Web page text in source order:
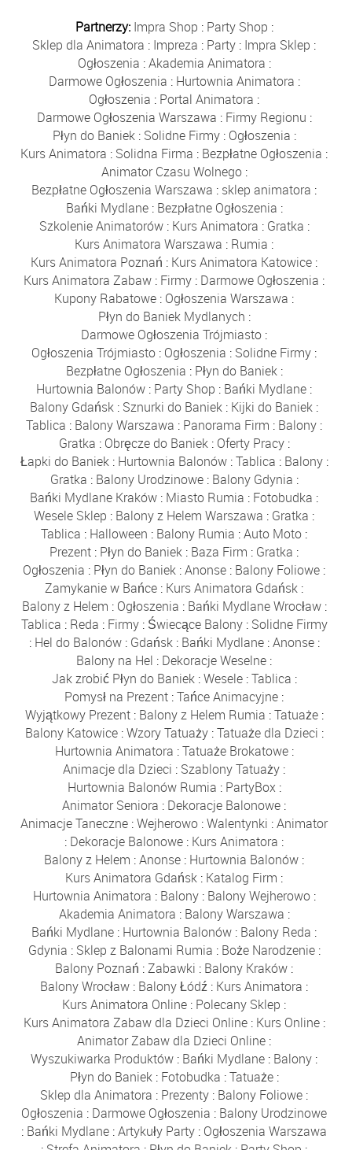
Partnerzy: Impra Shop : Party Shop :
Sklep dla Animatora : Impreza : Party : Impra Sklep :
Ogłoszenia :Akademia Animatora :
Darmowe Ogłoszenia : Hurtownia Animatora :
Ogłoszenia : Portal Animatora :
Darmowe Ogłoszenia Warszawa : Firmy Regionu :
Płyn do Baniek: Solidne Firmy: Ogłoszenia :
Kurs Animatora : Solidna Firma : Bezpłatne Ogłoszenia :
Animator Czasu Wolnego:
Bezpłatne Ogłoszenia Warszawa : sklep animatora :
Bańki Mydlane: Bezpłatne Ogłoszenia :
Szkolenie Animatorów: Kurs Animatora : Gratka :
Kurs Animatora Warszawa : Rumia :
Kurs Animatora Poznań : Kurs Animatora Katowice :
Kurs Animatora Zabaw : Firmy : Darmowe Ogłoszenia :
Kupony Rabatowe : Ogłoszenia Warszawa :
Płyn do Baniek Mydlanych :
Darmowe Ogłoszenia Trójmiasto :
Ogłoszenia Trójmiasto : Ogłoszenia : Solidne Firmy :
Bezpłatne Ogłoszenia : Płyn do Baniek:
Hurtownia Balonów : Party Shop : Bańki Mydlane :
Balony Gdańsk : Sznurki do Baniek : Kijki do Baniek :
Tablica : Balony Warszawa : Panorama Firm : Balony :
Gratka : Obręcze do Baniek: Oferty Pracy:
Łapki do Baniek: Hurtownia Balonów:Tablica : Balony:
Gratka : Balony Urodzinowe: Balony Gdynia :
Bańki Mydlane Kraków : Miasto Rumia : Fotobudka :
Wesele Sklep : Balony z Helem Warszawa : Gratka :
Tablica : Halloween : Balony Rumia :Auto Moto :
Prezent : Płyn do Baniek : Baza Firm : Gratka :
Ogłoszenia : Płyn do Baniek :Anonse : Balony Foliowe :
Zamykanie w Bańce : Kurs Animatora Gdańsk :
Balony z Helem : Ogłoszenia : Bańki Mydlane Wrocław:
Tablica : Reda : Firmy: Świecące Balony: Solidne Firmy
: Hel do Balonów: Gdańsk: Bańki Mydlane:Anonse:
Balony na Hel : Dekoracje Weselne :
Jak zrobić Płyn do Baniek:Wesele:Tablica :
Pomysł na Prezent :Tańce Animacyjne :
Wyjątkowy Prezent: Balony z Helem Rumia :Tatuaże:
Balony Katowice:Wzory Tatuaży:Tatuaże dla Dzieci :
Hurtownia Animatora :Tatuaże Brokatowe:
Animacje dla Dzieci : Szablony Tatuaży :
Hurtownia Balonów Rumia : PartyBox:
Animator Seniora : Dekoracje Balonowe :
Animacje Taneczne :Wejherowo :Walentynki :Animator
: Dekoracje Balonowe : Kurs Animatora :
Balony z Helem :Anonse : Hurtownia Balonów :
Kurs Animatora Gdańsk : Katalog Firm :
Hurtownia Animatora : Balony: Balony Wejherowo:
Akademia Animatora : Balony Warszawa :
Bańki Mydlane : Hurtownia Balonów : Balony Reda :
Gdynia : Sklep z Balonami Rumia : Boże Narodzenie:
Balony Poznań :Zabawki : Balony Kraków :
Balony Wrocław : Balony Łódź : Kurs Animatora :
Kurs Animatora Online : Polecany Sklep :
Kurs Animatora Zabaw dla Dzieci Online: Kurs Online:
Animator Zabaw dla Dzieci Online :
Wyszukiwarka Produktów : Bańki Mydlane : Balony :
Płyn do Baniek: Fotobudka :Tatuaże:
Sklep dla Animatora : Prezenty : Balony Foliowe :
Ogłoszenia : Darmowe Ogłoszenia : Balony Urodzinowe
: Bańki Mydlane :Artykuły Party : Ogłoszenia Warszawa